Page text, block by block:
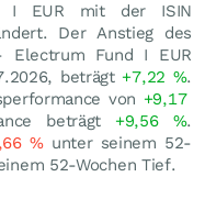
I EUR mit der ISIN
Der Anstieg des
Electrum Fund I EUR
beträgt +7,22 %.
von +9,17
beträgt +9,56 %.
%unter seinem 52-
52-Wochen Tief.